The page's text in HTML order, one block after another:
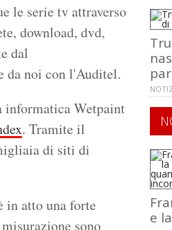
le serie tv attraverso
download, dvd,
dal
da noi con l'Auditel.
informatica Wetpaint
. Tramite il
di siti di
in atto una forte
sono
e